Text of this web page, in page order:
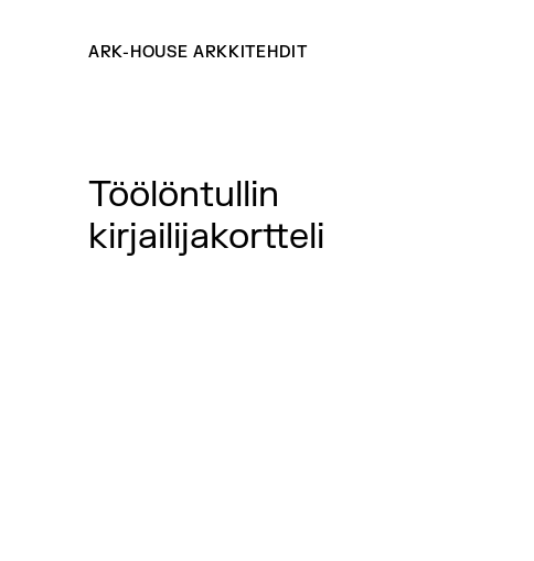
ARK-HOUSE ARKKITEHDIT
Töölöntullin
kirjailijakortteli